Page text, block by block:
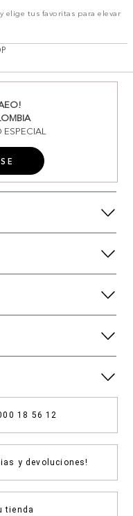
elige tus favoritas para elevar
ESPECIAL
18 56 12
y devoluciones!
tienda